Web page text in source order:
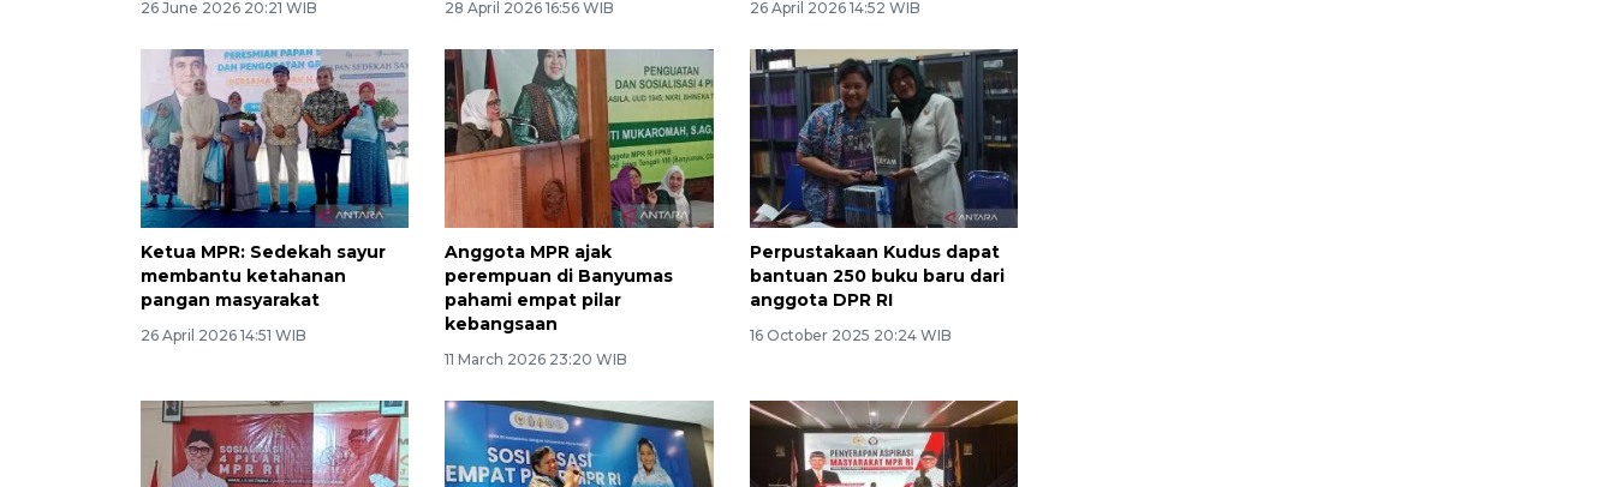
26 June 2026 20:21 WIB 28 April 2026 16:56 WIB 26 April 2026 14:52 WIB
Ketua MPR: Sedekah sayur
membantu ketahanan
pangan masyarakat
26 April 2026 14:51 WIB
Anggota MPR ajak
perempuan di Banyumas
pahami empat pilar
kebangsaan
11 March 2026 23:20 WIB
Perpustakaan Kudus dapat
bantuan 250 buku baru dari
anggota DPR RI
16 October 2025 20:24 WIB